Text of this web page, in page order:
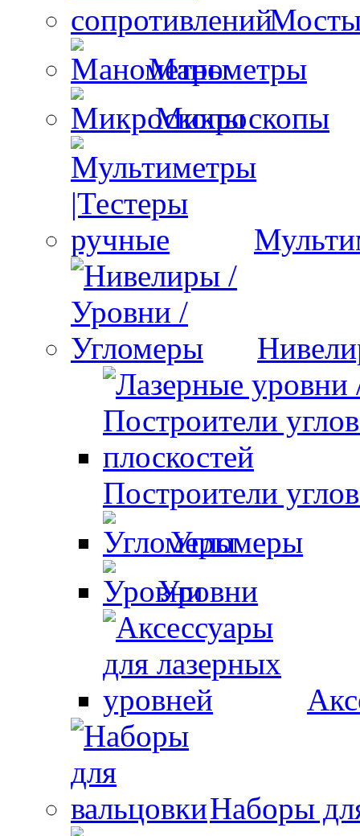
Манометры
Микроскопы
Построители
Угломеры
Уровни
Наборы